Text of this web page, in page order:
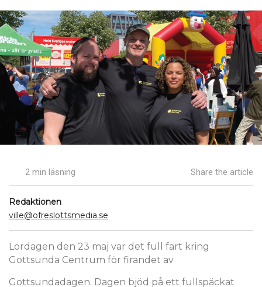
2 min läsning Share the article
Redaktionen
ville@ofreslottsmedia.se
Lördagen den 23 maj var det full fart kring
Gottsunda Centrum för firandet av
Gottsundadagen. Dagen bjöd på ett fullspäckat